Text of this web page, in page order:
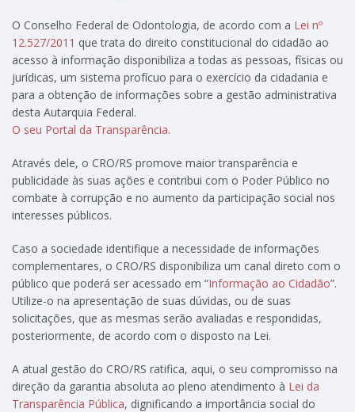
O Conselho Federal de Odontologia, de acordo com a Lei nº
12.527/2011 que trata do direito constitucional do cidadão ao
acesso à informação disponibiliza a todas as pessoas, físicas ou
jurídicas, um sistema profícuo para o exercício da cidadania e
para a obtenção de informações sobre a gestão administrativa
desta Autarquia Federal.
O seu Portal da Transparência.
Através dele, o CRO/RS promove maior transparência e
publicidade às suas ações e contribui com o Poder Público no
combate à corrupção e no aumento da participação social nos
interesses públicos.
Caso a sociedade identifique a necessidade de informações
complementares, o CRO/RS disponibiliza um canal direto com o
público que poderá ser acessado em “Informação ao Cidadão”.
Utilize-o na apresentação de suas dúvidas, ou de suas
solicitações, que as mesmas serão avaliadas e respondidas,
posteriormente, de acordo com o disposto na Lei.
A atual gestão do CRO/RS ratifica, aqui, o seu compromisso na
direção da garantia absoluta ao pleno atendimento à Lei da
Transparência Pública, dignificando a importância social do